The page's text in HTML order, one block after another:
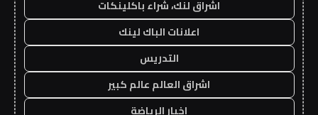
اشراق لنك، شراء باكلينكات
اعلانات الباك لينك
التدريس
اشراق العالم عالم كبير
اخبار الرياضة